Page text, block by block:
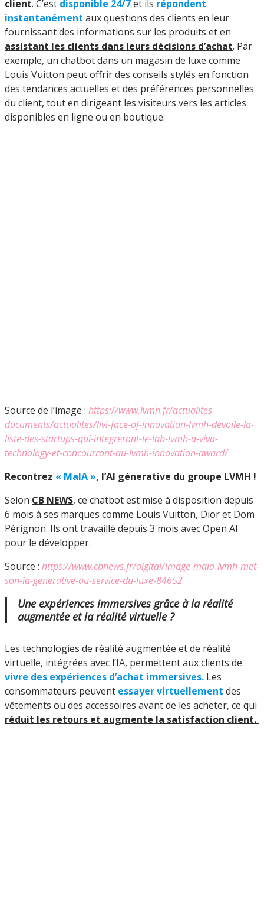
client. C’est disponible 24/7et ils répondent
instantanément aux questions des clients en leur
fournissant des informations sur les produits et en
assistant les clients dans leurs décisions d’achat. Par
exemple, un chatbot dans un magasin de luxe comme
Louis Vuitton peut offrir des conseils stylés en fonction
des tendances actuelles et des préférences personnelles
du client, tout en dirigeant les visiteurs vers les articles
disponibles en ligne ou en boutique.
Source de l’image : https://www.lvmh.fr/actualites-
documents/actualites/livi-face-of-innovation-lvmh-devoile-la-
liste-des-startups-qui-integreront-le-lab-lvmh-a-viva-
technology-et-concourront-au-lvmh-innovation-award/
Recontrez « MaIA », l’AI génerative du groupe LVMH !
Selon CB NEWS, ce chatbot est mise à disposition depuis
6 mois à ses marques comme Louis Vuitton, Dior et Dom
Pérignon. Ils ont travaillé depuis 3 mois avec Open AI
pour le développer.
Source : https://www.cbnews.fr/digital/image-maia-lvmh-met-
son-ia-generative-au-service-du-luxe-84652
Uneexpériences immersives grâce à la réalité
augmentée et la réalité virtuelle ?
Les technologies de réalité augmentée et de réalité
virtuelle, intégrées avec l’IA, permettent aux clients de
vivre des expériences d’achat immersives. Les
consommateurs peuvent essayer virtuellement des
vêtements ou des accessoires avant de les acheter, ce qui
réduit les retours et augmente la satisfaction client.